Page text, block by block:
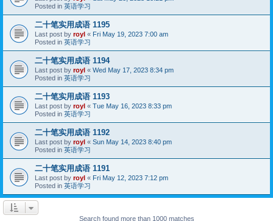
Posted in 英语学习
二十笔实用成语 1195
Last post by royl « Fri May 19, 2023 7:00 am
Posted in 英语学习
二十笔实用成语 1194
Last post by royl « Wed May 17, 2023 8:34 pm
Posted in 英语学习
二十笔实用成语 1193
Last post by royl « Tue May 16, 2023 8:33 pm
Posted in 英语学习
二十笔实用成语 1192
Last post by royl « Sun May 14, 2023 8:40 pm
Posted in 英语学习
二十笔实用成语 1191
Last post by royl « Fri May 12, 2023 7:12 pm
Posted in 英语学习
Search found more than 1000 matches